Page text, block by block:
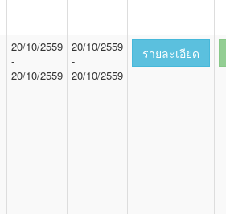
20/10/2559
-
20/10/2559
20/10/2559
-
20/10/2559
รายละเอียด